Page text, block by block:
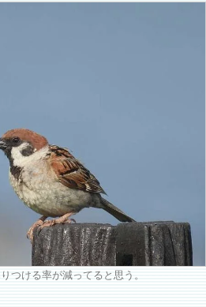
つける率が減ってると思う。